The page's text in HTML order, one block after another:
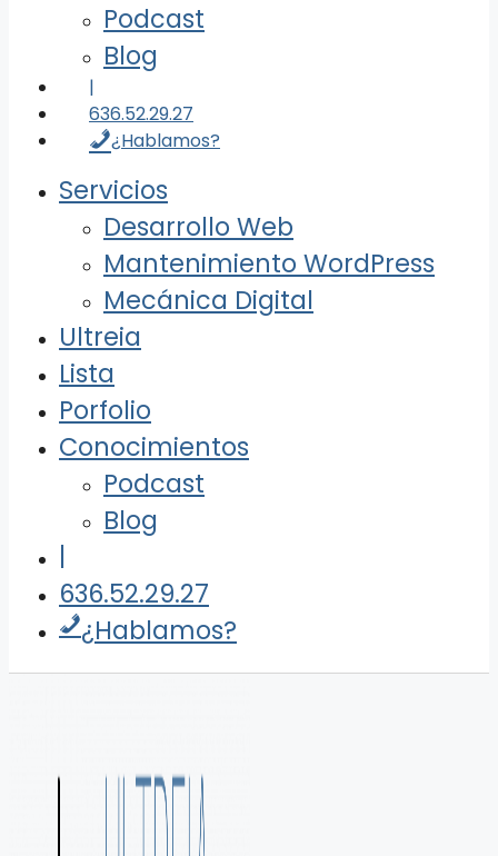
Podcast
Blog
|
636.52.29.27
¿Hablamos?
Servicios
Desarrollo Web
Mantenimiento WordPress
Mecánica Digital
Ultreia
Lista
Porfolio
Conocimientos
Podcast
Blog
|
636.52.29.27
¿Hablamos?